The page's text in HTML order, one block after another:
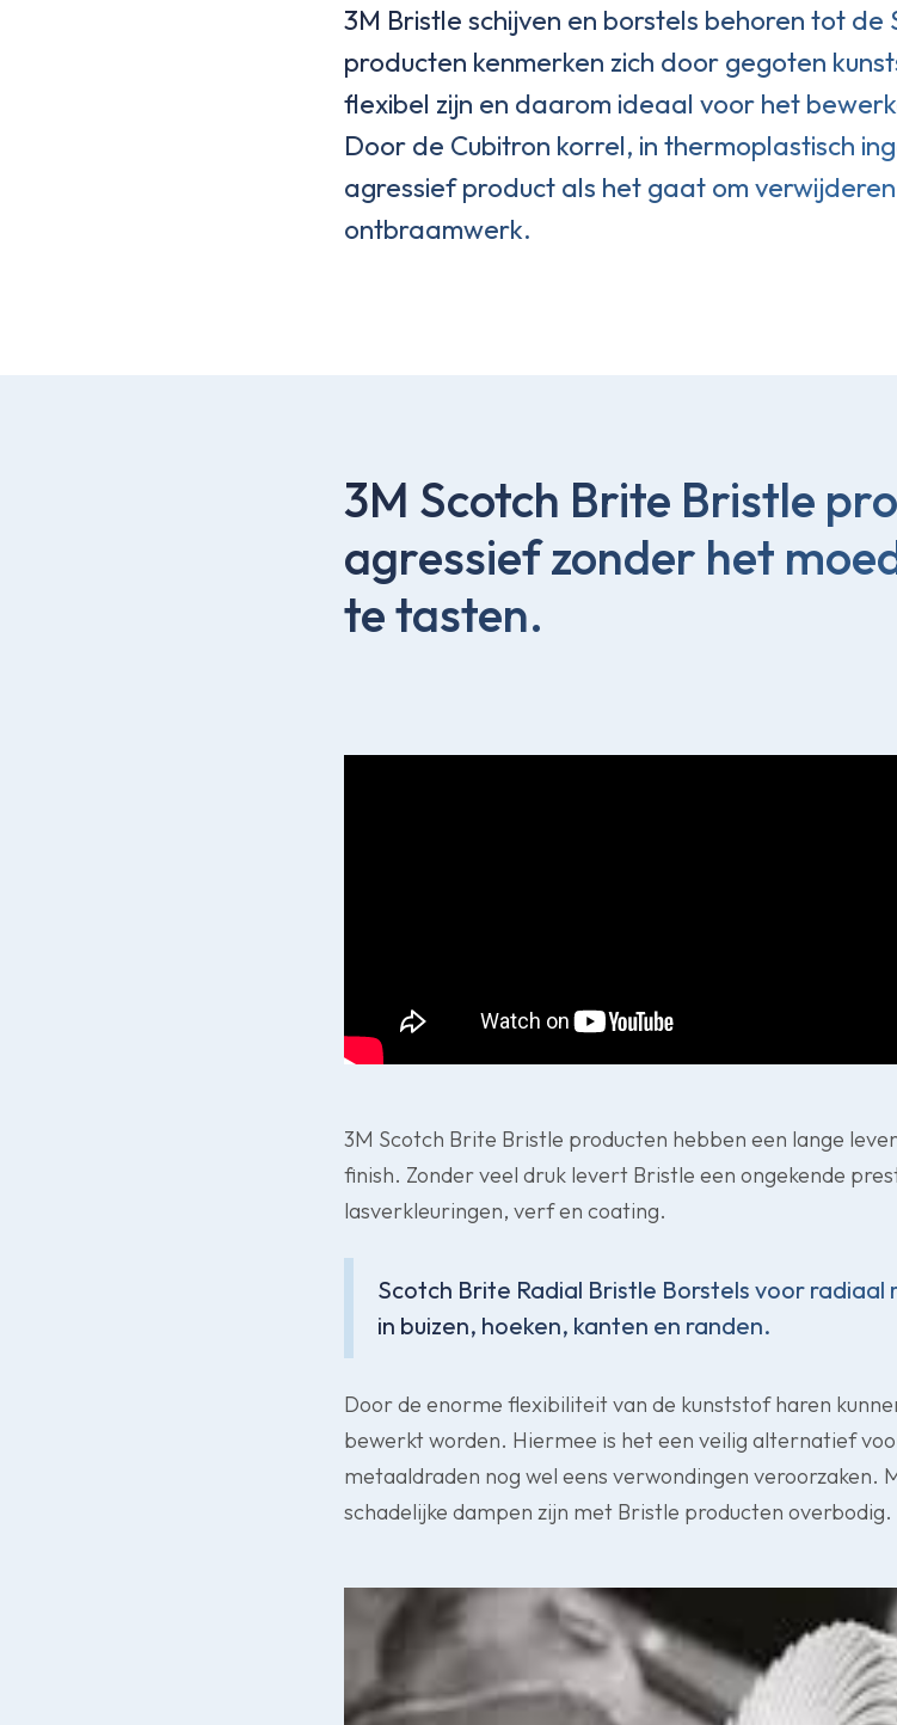
3M Bristle schijven en borstels behoren tot
producten kenmerken zich door gegoten
flexibel zijn en daarom ideaal voor het
Door de Cubitron korrel, in thermoplastisch
agressief product als het gaat om
ontbraamwerk.
3M Scotch Brite Bristle
agressief zonder het
te tasten.
3M Scotch Brite Bristle producten hebben een lange
finish. Zonder veel druk levert Bristle een ongekende
lasverkleuringen, verf en coating.
Scotch Brite Radial Bristle Borstels voor
in buizen, hoeken, kanten en randen.
Door de enorme flexibiliteit van de kunststof haren
bewerkt worden. Hiermee is het een veilig alternatief
metaaldraden nog wel eens verwondingen veroorzaken.
schadelijke dampen zijn met Bristle producten overbodig.